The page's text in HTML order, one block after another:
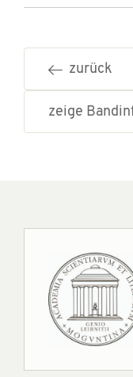
zurück
zeige